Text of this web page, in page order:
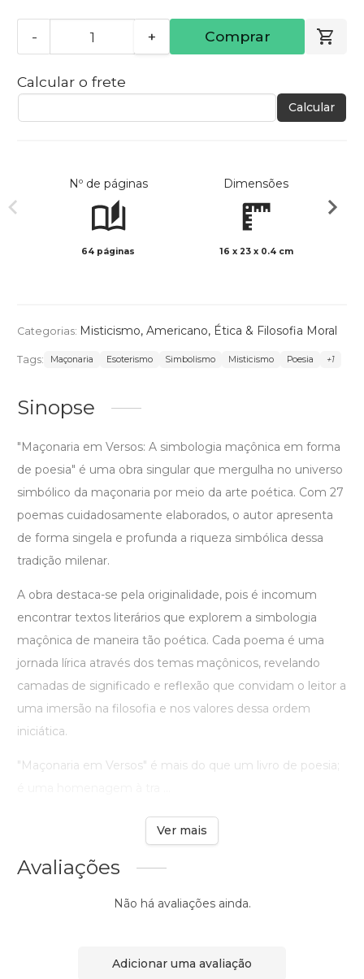
- + Comprar
Calcular o frete
Calcular
Nº de páginas
64 páginas
Dimensões
16 x 23 x 0.4 cm
Categorias: Misticismo, Americano, Ética & Filosofia Moral
Tags: Maçonaria Esoterismo Simbolismo Misticismo Poesia +1
Sinopse
"Maçonaria em Versos: A simbologia maçônica em forma
de poesia" é uma obra singular que mergulha no universo
simbólico da maçonaria por meio da arte poética. Com 27
poemas cuidadosamente elaborados, o autor apresenta
de forma singela e profunda a riqueza simbólica dessa
tradição milenar.
A obra destaca-se pela originalidade, pois é incomum
encontrar textos literários que explorem a simbologia
maçônica de maneira tão poética. Cada poema é uma
jornada lírica através dos temas maçônicos, revelando
camadas de significado e reflexão que convidam o leitor a
uma imersão na filosofia e nos valores dessa ordem
iniciática.
"Maçonaria em Versos" é mais do que um livro de poesia;
Ver mais
Avaliações
Não há avaliações ainda.
Adicionar uma avaliação